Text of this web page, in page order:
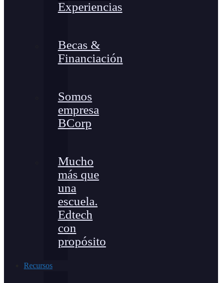
Experiencias
Becas &
Financiación
Somos
empresa
BCorp
Mucho
más que
una
escuela.
Edtech
con
propósito
Recursos